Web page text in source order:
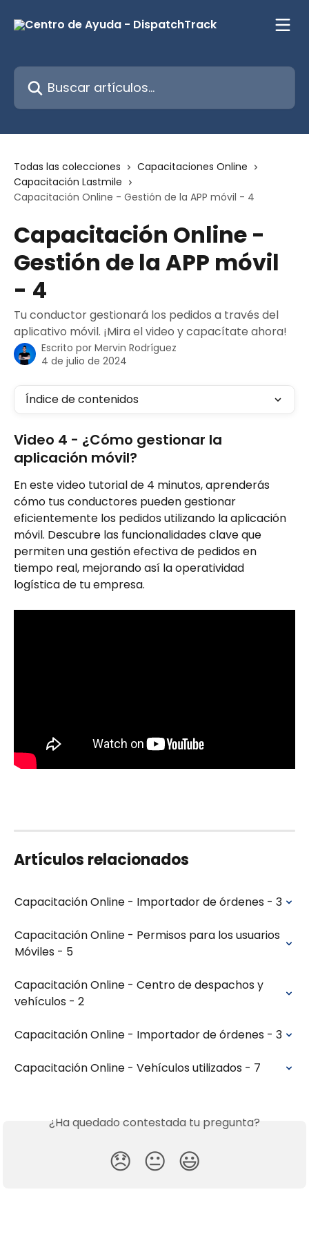
Buscar artículos...
Todas las colecciones
Capacitaciones Online
Capacitación Lastmile
Capacitación Online - Gestión de la APP móvil - 4
Capacitación Online -
Gestión de la APP móvil
- 4
Tu conductor gestionará los pedidos a través del
aplicativo móvil. ¡Mira el video y capacítate ahora!
Escrito por Mervin Rodríguez
4 de julio de 2024
Índice de contenidos
Video 4 - ¿Cómo gestionar la
aplicación móvil?
En este video tutorial de 4 minutos, aprenderás
cómo tus conductores pueden gestionar
eficientemente los pedidos utilizando la aplicación
móvil. Descubre las funcionalidades clave que
permiten una gestión efectiva de pedidos en
tiempo real, mejorando así la operatividad
logística de tu empresa.
Artículos relacionados
Capacitación Online - Importador de órdenes - 3
Capacitación Online - Permisos para los usuarios
Móviles - 5
Capacitación Online - Centro de despachos y
vehículos - 2
Capacitación Online - Importador de órdenes - 3
Capacitación Online - Vehículos utilizados - 7
¿Ha quedado contestada tu pregunta?
😞 😐 😃